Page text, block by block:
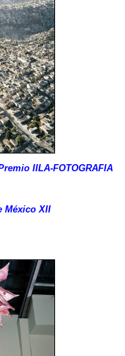
IILA-FOTOGRAFIA
México XII